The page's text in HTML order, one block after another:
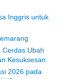
Inggris untuk
Cerdas Ubah
Kesuksesan
2026 pada